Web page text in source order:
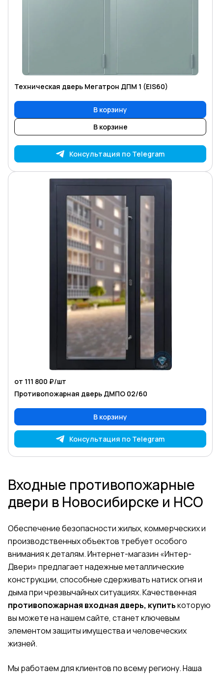
Техническая дверь Мегатрон ДПМ 1 (EIS60)
В корзину
В корзине
Консультация по Telegram
от 111 800 ₽/шт
Противопожарная дверь ДМПО 02/60
В корзину
Консультация по Telegram
Входные противопожарные
двери в Новосибирске и НСО
Обеспечение безопасности жилых, коммерческих и
производственных объектов требует особого
внимания к деталям. Интернет-магазин «Интер-
Двери» предлагает надежные металлические
конструкции, способные сдерживать натиск огня и
дыма при чрезвычайных ситуациях. Качественная
противопожарная входная дверь, купитькоторую
вы можете на нашем сайте, станет ключевым
элементом защиты имущества и человеческих
жизней.
Мы работаем для клиентов по всему региону. Наша